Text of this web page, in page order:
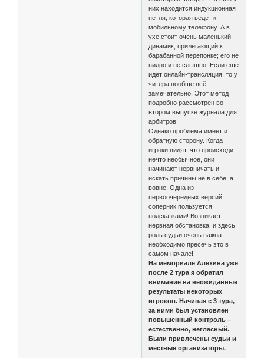
них находится индукционная
петля, которая ведет к
мобильному телефону. А в
ухе стоит очень маленький
динамик, прилегающий к
барабанной перепонке; его не
видно и не слышно. Если еще
идет онлайн-трансляция, то у
читера вообще всё
замечательно. Этот метод
подробно рассмотрен во
втором выпуске журнала для
арбитров.
Однако проблема имеет и
обратную сторону. Когда
игроки видят, что происходит
нечто необычное, они
начинают нервничать и
искать причины не в себе, а
вовне. Одна из
первоочередных версий:
соперник пользуется
подсказками! Возникает
нервная обстановка, и здесь
роль судьи очень важна:
необходимо пресечь это в
самом начале!
На мемориале Алехина уже
после 2 тура я обратил
внимание на неожиданные
результаты некоторых
игроков. Начиная с 3 тура,
за ними был установлен
повышенный контроль –
естественно, негласный.
Были привлечены судьи и
местные организаторы.